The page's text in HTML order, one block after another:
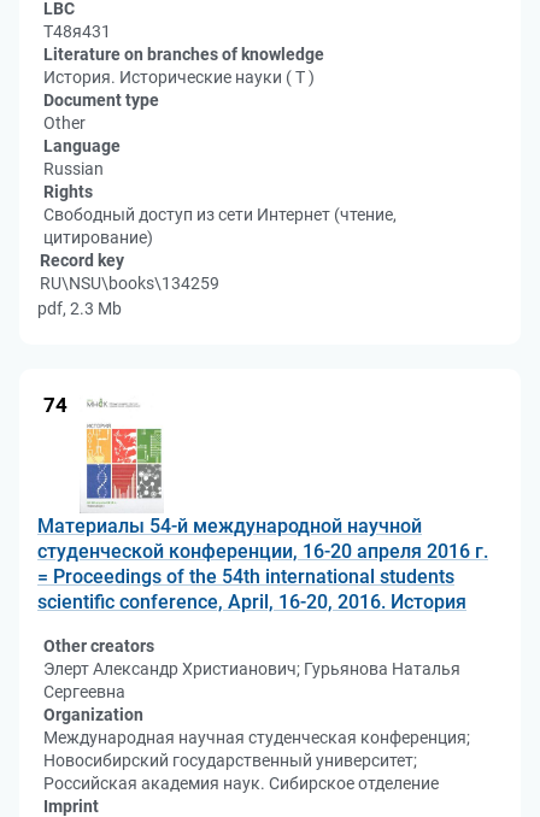
LBC
Т48я431
Literature on branches of knowledge
История. Исторические науки ( Т )
Document type
Other
Language
Russian
Rights
Свободный доступ из сети Интернет (чтение,
цитирование)
Record key
RU\NSU\books\134259
pdf, 2.3 Mb
74
Материалы 54-й международной научной
студенческой конференции, 16-20 апреля 2016 г.
= Proceedings of the 54th international students
scientific conference, April, 16-20, 2016. История
Other creators
Элерт Александр Христианович; Гурьянова Наталья
Сергеевна
Organization
Международная научная студенческая конференция;
Новосибирский государственный университет;
Российская академия наук. Сибирское отделение
Imprint